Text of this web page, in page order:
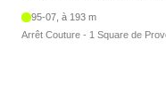
95-07, à 193 m
Arrêt Couture - 1 Square de